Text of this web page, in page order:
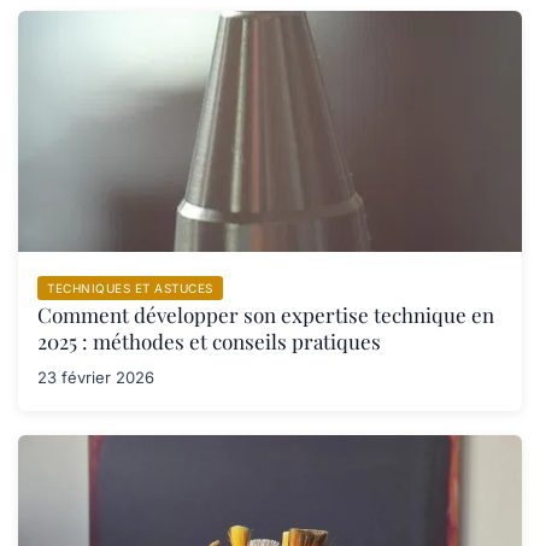
TECHNIQUES ET ASTUCES
Comment développer son expertise technique en
2025 : méthodes et conseils pratiques
23 février 2026